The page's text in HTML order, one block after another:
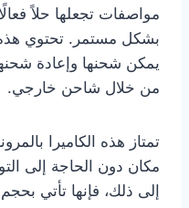
مواصفات تجعلها حلاً
بشكل مستمر. تحتوي هذه
من خلال شاحن خارجي.
تمتاز هذه الكاميرا
مكان دون الحاجة إلى
إلى ذلك، فإنها تأتي